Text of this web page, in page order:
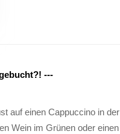
---
auf einen Cappuccino in der
Wein im Grünen oder einen